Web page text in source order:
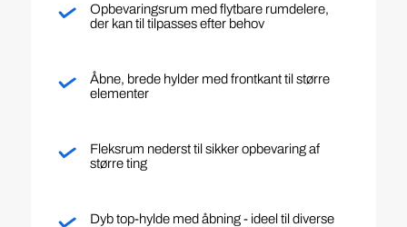
Opbevaringsrum med flytbare rumdelere,
der kan til tilpasses efter behov
Åbne, brede hylder med frontkant til større
elementer
Fleksrum nederst til sikker opbevaring af
større ting
Dyb top-hylde med åbning - ideel til diverse